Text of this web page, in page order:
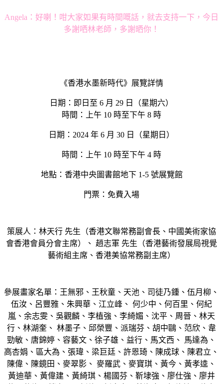
Angela： 好喇！咁大家如果有時間嘅話，就去支持一下，今日
多謝哂林老師，多謝晒你！
《香港水墨新時代》展覽詳情
日期：即日至 6 月 29 日（星期六）
時間：上午 10 時至下午 8 時
日期：2024 年 6 月 30 日（星期日）
時間：上午 10 時至下午 4 時
地點：香港中央圖書館地下 1-5 號展覽館
門票：免費入場
策展人：林天行 先生（香港文聯常務副會長、中國美術家協
會香港會員分會主席）、 趙志軍 先生（香港藝術發展局視覺
藝術組主席、香港美協常務副主席）
參展畫家名單：王無邪、王秋童、天池、司徒乃鍾、伍月柳、
伍汝、呂豐雅、朱興華、江立峰、 何少中、何百里、何紀
嵐、余志雯、吳觀麟、李植強、李綺媚、沈平、周晉、林天
行、林湖奎、 林墨子、邱榮豐、派瑞芬、胡中鷗、范欣、韋
勁敏、唐錦婷、容藝文、徐子雄、益行、馬文西、 馬達為、
高杏娟、區大為、張瑋、梁巨廷、許恩琦、陳成球、陳君立、
陳偉、陳鏡田、麥翠影、 麥羅武、麥寶琪、黃今、黃孝逵、
黃迪華、黃偉建、黃綺琪、楊國芬、靳埭強、廖仕強、廖井